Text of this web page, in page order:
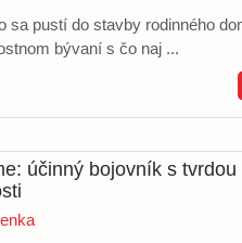
sa pustí do stavby rodinného
bývaní s čo naj ...
účinný bojovník s tvrdou